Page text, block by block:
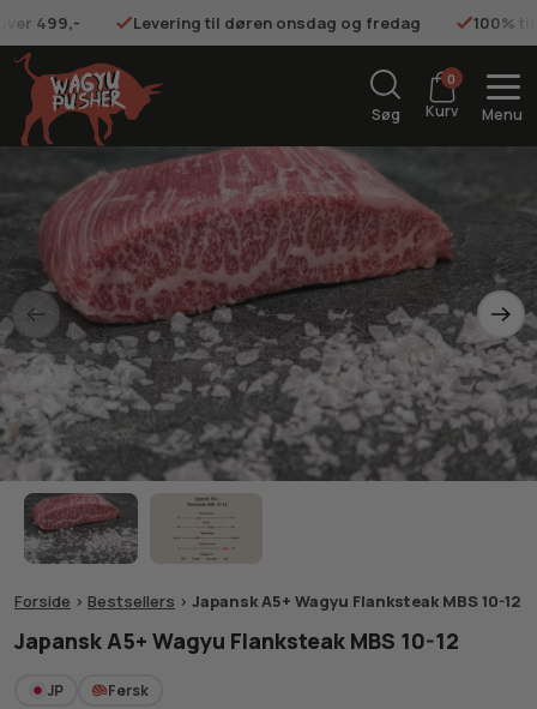
499,- Levering til døren onsdag og fredag 100%
Søg
0
Kurv Menu
Forside > Bestsellers > Japansk A5+ Wagyu Flanksteak MBS 10-12
Japansk A5+ Wagyu Flanksteak MBS 10-12
JP Fersk